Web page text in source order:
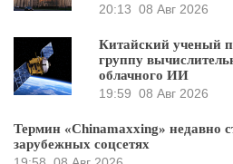
20:13 08 Авг 2026
Китайский ученый
группу
облачного ИИ
19:59 08 Авг 2026
Термин «Chinamaxxing» недавно
зарубежных соцсетях